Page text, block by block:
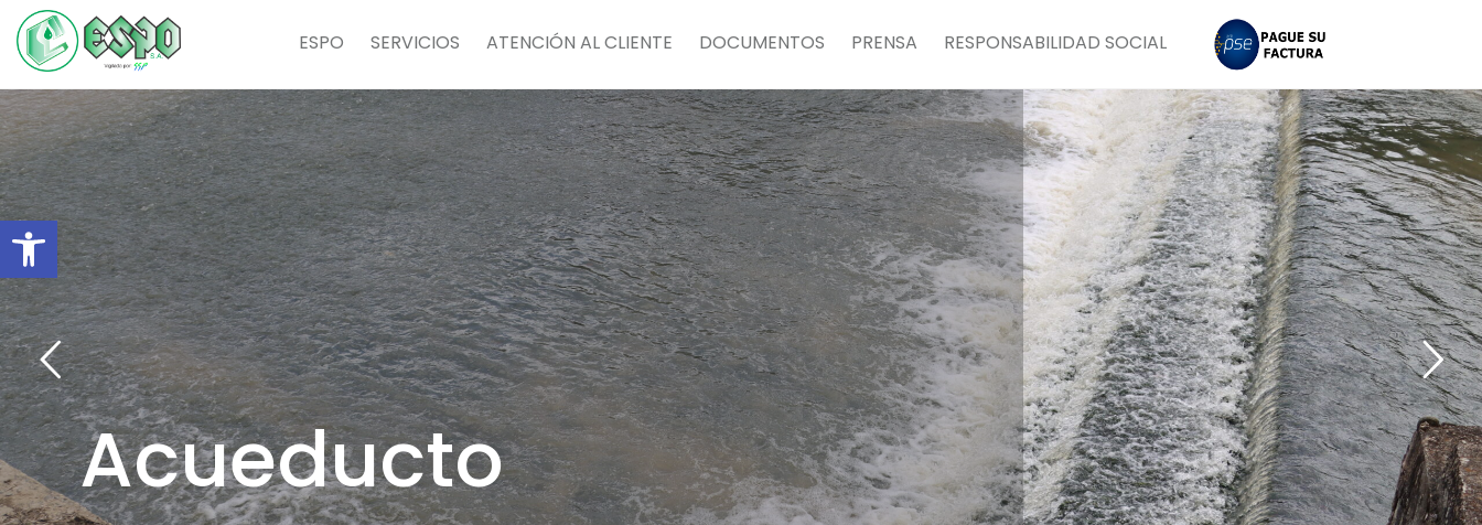
Abrir barra de herramientas
ESPO SERVICIOS ATENCIÓN AL CLIENTE DOCUMENTOS PRENSA RESPONSABILIDAD SOCIAL